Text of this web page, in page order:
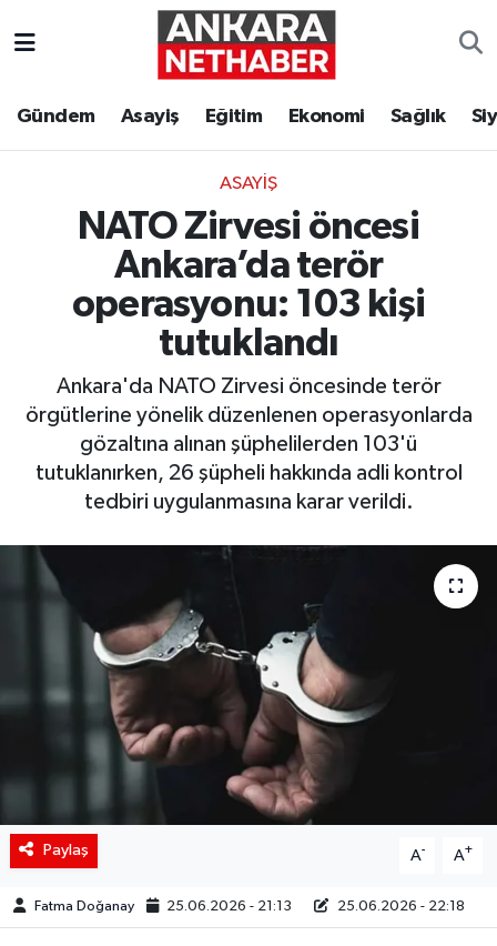
Gündem Asayiş Eğitim Ekonomi Sağlık
ASAYIŞ
NATO Zirvesi öncesi
Ankara’da terör
operasyonu: 103 kişi
tutuklandı
Ankara'da NATO Zirvesi öncesinde terör
örgütlerine yönelik düzenlenen operasyonlarda
gözaltına alınan şüphelilerden 103'ü
tutuklanırken, 26 şüpheli hakkında adli kontrol
tedbiri uygulanmasına karar verildi.
Paylaş A- A+
Fatma Doğanay 25.06.2026 - 21:13 25.06.2026 - 22:18
Ekonomi
Gündem
Resmi İlanlar
Sağlık
Spor
Teknoloji
Yaşam
Ankara Hava Durumu
Süper Lig Puan Durumu ve Fikstür
Tüm Manşetler
Son Dakika Haberleri